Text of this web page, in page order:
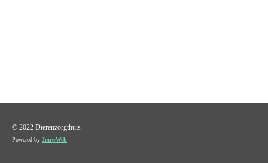
© 2022 Dierenzorgthuis
Powered by JouwWeb